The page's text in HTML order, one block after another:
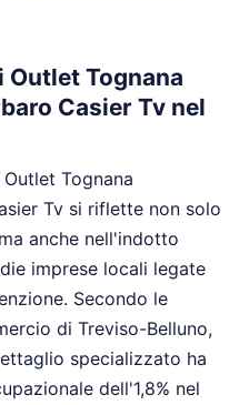
Tognana
Casier Tv nel
Tognana
Tv si riflette non solo
anche nell'indotto
imprese locali legate
Secondo le
di Treviso-Belluno,
specializzato ha
dell'1,8% nel